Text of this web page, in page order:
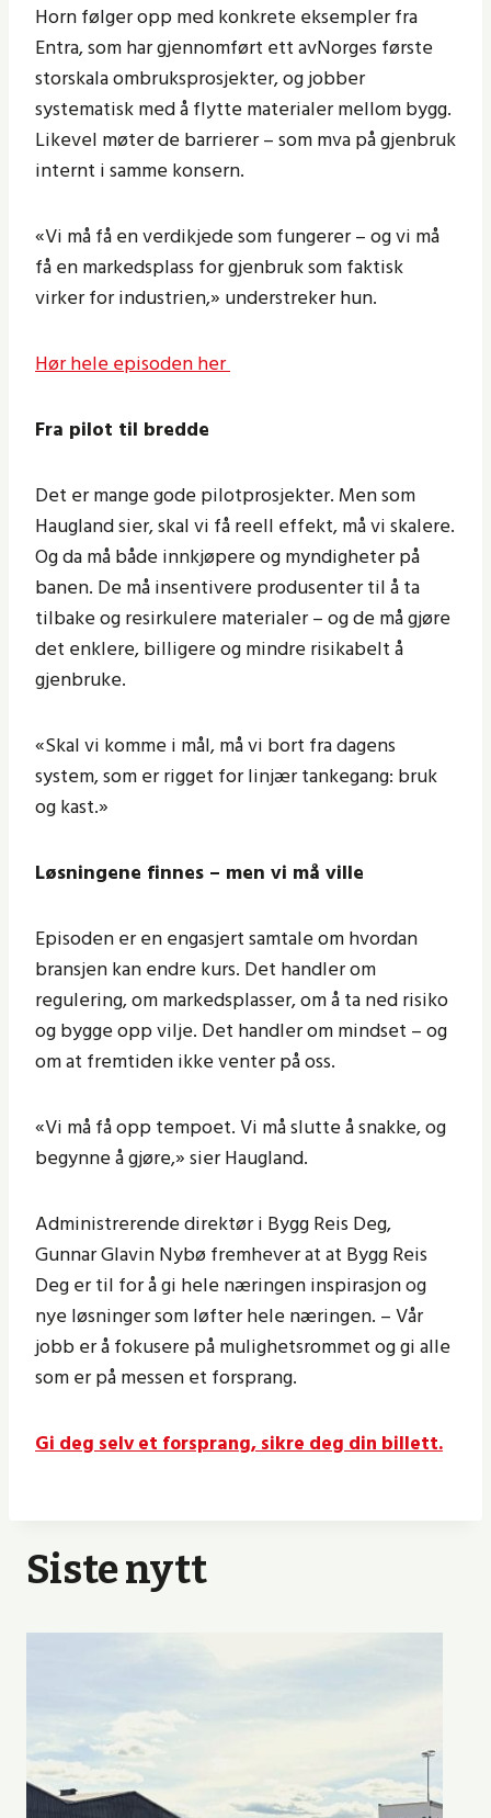
Horn følger opp med konkrete eksempler fra
Entra, som har gjennomført ett avNorges første
storskala ombruksprosjekter, og jobber
systematisk med å flytte materialer mellom bygg.
Likevel møter de barrierer – som mva på gjenbruk
internt i samme konsern.
«Vi må få en verdikjede som fungerer – og vi må
få en markedsplass for gjenbruk som faktisk
virker for industrien,» understreker hun.
Hør hele episoden her
Fra pilot til bredde
Det er mange gode pilotprosjekter. Men som
Haugland sier, skal vi få reell effekt, må vi skalere.
Og da må både innkjøpere og myndigheter på
banen. De må insentivere produsenter til å ta
tilbake og resirkulere materialer – og de må gjøre
det enklere, billigere og mindre risikabelt å
gjenbruke.
«Skal vi komme i mål, må vi bort fra dagens
system, som er rigget for linjær tankegang: bruk
og kast.»
Løsningene finnes – men vi må ville
Episoden er en engasjert samtale om hvordan
bransjen kan endre kurs. Det handler om
regulering, om markedsplasser, om å ta ned risiko
og bygge opp vilje. Det handler om mindset – og
om at fremtiden ikke venter på oss.
«Vi må få opp tempoet. Vi må slutte å snakke, og
begynne å gjøre,» sier Haugland.
Administrerende direktør i Bygg Reis Deg,
Gunnar Glavin Nybø fremhever at at Bygg Reis
Deg er til for å gi hele næringen inspirasjon og
nye løsninger som løfter hele næringen. – Vår
jobb er å fokusere på mulighetsrommet og gi alle
som er på messen et forsprang.
Gi deg selv et forsprang, sikre deg din billett.
Siste nytt